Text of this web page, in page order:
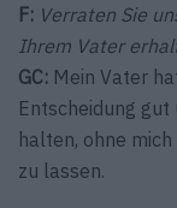
F: Verraten Sie
Ihrem Vater
GC: Mein Vater
Entscheidung
halten, ohne
zu lassen.